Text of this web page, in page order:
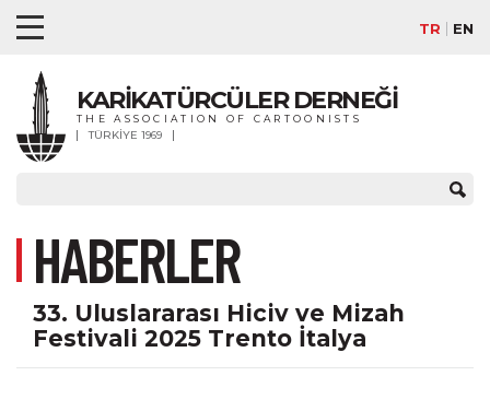
TR EN
KARİKATÜRCÜLER DERNEĞİ
THE ASSOCIATION OF CARTOONISTS
TÜRKİYE 1969
HABERLER
33. Uluslararası Hiciv ve Mizah
Festivali 2025 Trento İtalya